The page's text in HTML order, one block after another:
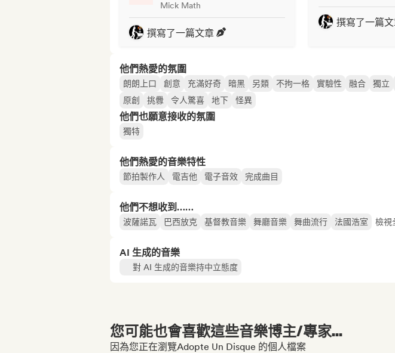
Mick Math
撰寫了一篇文章
撰寫了一篇
他們熱愛的氛圍
朗朗上口 創意 充滿好奇 暗黑 另類 不拘一格 實驗性 融合 獨立
原創
挑釁 令人驚喜 地下 怪異
他們也願意接收的氛圍
獨特
他們熱愛的音樂特性
節拍製作人 電吉他 電子音效 完成曲目
他們不想收到……
波薩諾瓦 巴西放克 基督教音樂 舞廳音樂 舞曲流行 法國浩室 檢視
AI 生成的音樂
對 AI 生成的音樂持中立態度
您可能也會喜歡這些音樂博主/專家...
因為您正在瀏覽Adopte Un Disque 的個人檔案